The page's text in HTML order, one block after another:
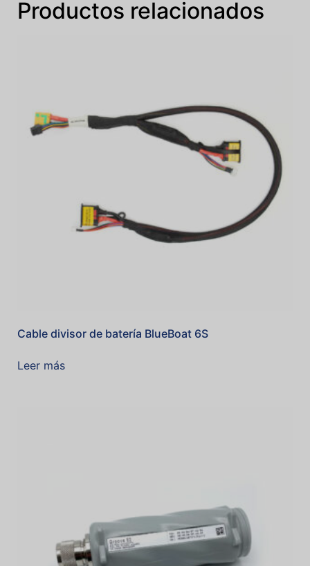
Productos relacionados
Cable divisor de batería BlueBoat 6S
Leer más